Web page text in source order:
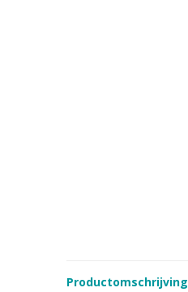
Productomschrijving